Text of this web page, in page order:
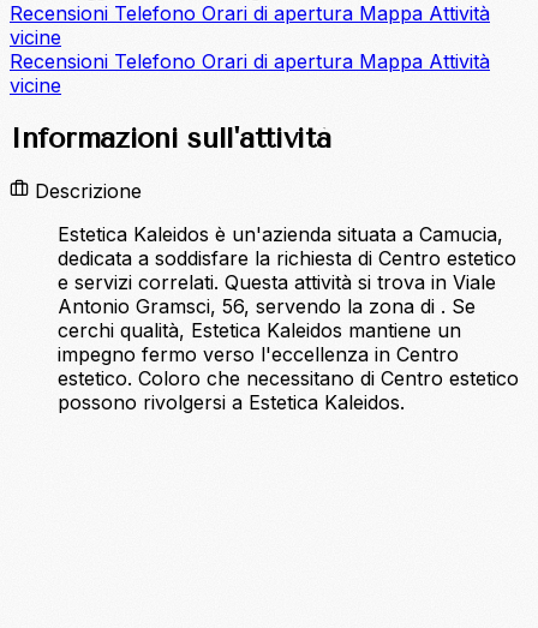
Recensioni Telefono Orari di apertura Mappa Attività
vicine
Recensioni Telefono Orari di apertura Mappa Attività
vicine
Informazioni sull'attività
Descrizione
Estetica Kaleidos è un'azienda situata a Camucia,
dedicata a soddisfare la richiesta di Centro estetico
e servizi correlati. Questa attività si trova in Viale
Antonio Gramsci, 56, servendo la zona di . Se
cerchi qualità, Estetica Kaleidos mantiene un
impegno fermo verso l'eccellenza in Centro
estetico. Coloro che necessitano di Centro estetico
possono rivolgersi a Estetica Kaleidos.